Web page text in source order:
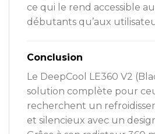
ce qui le rend accessible
débutants qu’aux
Conclusion
Le DeepCool LE360 V2
solution complète pour
recherchent un
et silencieux avec un